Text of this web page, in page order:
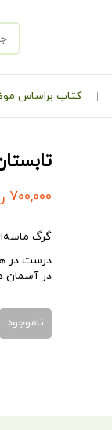
کتاب براساس
700,000
گرگ
درست در
در آسمان
ناموجود